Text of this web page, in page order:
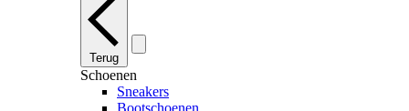
Terug
Schoenen
Sneakers